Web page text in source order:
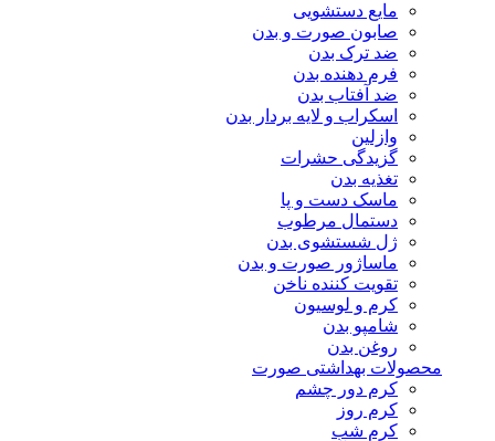
مایع دستشویی
صابون صورت و بدن
ضد ترک بدن
فرم دهنده بدن
ضد آفتاب بدن
اسکراب و لایه بردار بدن
وازلین
گزیدگی حشرات
تغذیه بدن
ماسک دست و پا
دستمال مرطوب
ژل شستشوی بدن
ماساژور صورت و بدن
تقویت کننده ناخن
کرم و لوسیون
شامپو بدن
روغن بدن
محصولات بهداشتی صورت
کرم دور چشم
کرم روز
کرم شب